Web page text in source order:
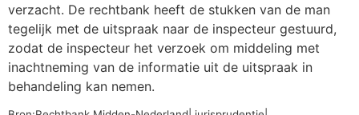
verzacht. De rechtbank heeft de stukken van de man
tegelijk met de uitspraak naar de inspecteur gestuurd,
zodat de inspecteur het verzoek om middeling met
inachtneming van de informatie uit de uitspraak in
behandeling kan nemen.